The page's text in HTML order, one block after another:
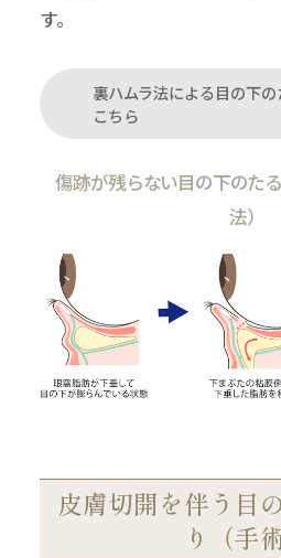
す。
裏ハムラ法による目の下
こちら
傷跡が残らない目の下のた
法）
皮膚切開を伴う目
り（手術